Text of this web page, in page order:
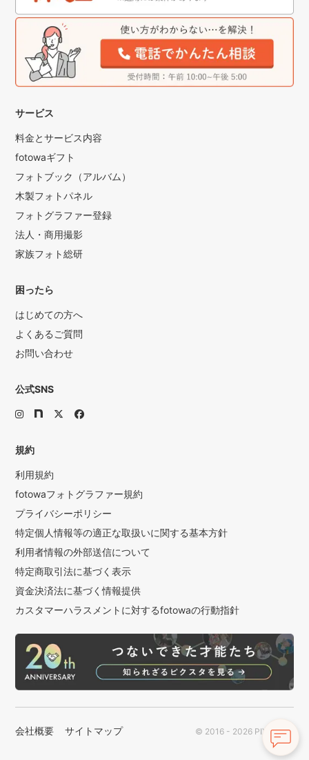
サービス
料金とサービス内容
fotowaギフト
フォトブック（アルバム）
木製フォトパネル
フォトグラファー登録
法人・商用撮影
家族フォト総研
困ったら
はじめての方へ
よくあるご質問
お問い合わせ
公式SNS
規約
利用規約
fotowaフォトグラファー規約
プライバシーポリシー
特定個人情報等の適正な取扱いに関する基本方針
利用者情報の外部送信について
特定商取引法に基づく表示
資金決済法に基づく情報提供
カスタマーハラスメントに対するfotowaの行動指針
会社概要 サイトマップ © 2016 - 2026 PIXTA Inc.